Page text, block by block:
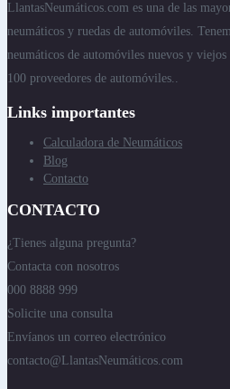
LlantasNeumáticos.com es una de las
neumáticos y ruedas de automóviles.
neumáticos de automóviles nuevos y
100 proveedores de automóviles..
Links importantes
Calculadora de Neumáticos
Blog
Contacto
CONTACTO
¿Tienes alguna pregunta?
Contacta con nosotros
000 8888 999
Solicite una consulta
Envíanos un correo electrónico
contacto@LlantasNeumáticos.com